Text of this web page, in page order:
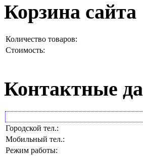
Корзина сайта
Количество товаров:
Стоимость:
Контактные
Городской тел.:
Мобильный тел.:
Режим работы: